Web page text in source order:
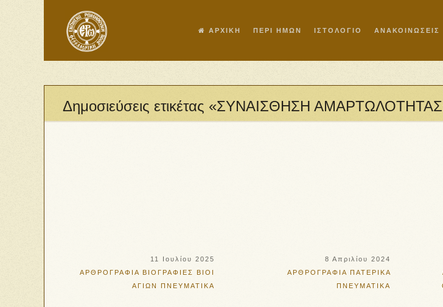
ΑΡΧΙΚΗ ΠΕΡΙ ΗΜΩΝ ΙΣΤΟΛΟΓΙΟ ΑΝΑΚΟΙΝΩΣΕΙΣ
Δημοσιεύσεις ετικέτας «ΣΥΝΑΙΣΘΗΣΗ
11 Ιουλίου 2025
ΑΡΘΡΟΓΡΑΦΙΑ
ΒΙΟΓΡΑΦΙΕΣ
ΒΙΟΙ
ΑΓΙΩΝ
ΠΝΕΥΜΑΤΙΚΑ
8 Απριλίου 2024
ΑΡΘΡΟΓΡΑΦΙΑ ΠΑΤΕΡΙΚΑ
ΠΝΕΥΜΑΤΙΚΑ